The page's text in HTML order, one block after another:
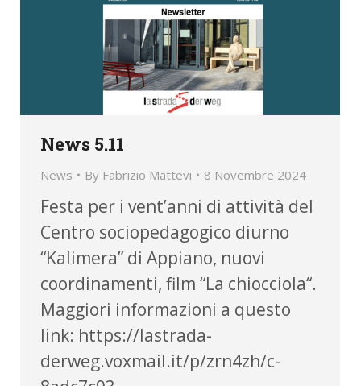
News 5.11
News By Fabrizio Mattevi 8 Novembre 2024
Festa per i vent’anni di attività del
Centro sociopedagogico diurno
“Kalimera” di Appiano, nuovi
coordinamenti, film “La chiocciola“.
Maggiori informazioni a questo
link: https://lastrada-
derweg.voxmail.it/p/zrn4zh/c-